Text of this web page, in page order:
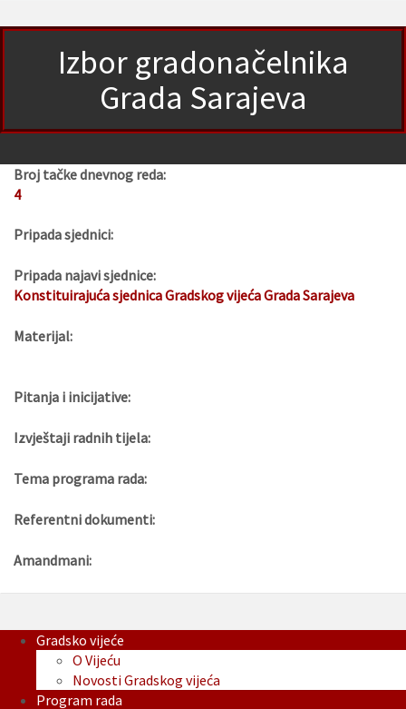
Izbor gradonačelnika
Grada Sarajeva
Broj tačke dnevnog reda:
4
Pripada sjednici:
Pripada najavi sjednice:
Konstituirajuća sjednica Gradskog vijeća Grada Sarajeva
Materijal:
Pitanja i inicijative:
Izvještaji radnih tijela:
Tema programa rada:
Referentni dokumenti:
Amandmani:
Gradsko vijeće
O Vijeću
Novosti Gradskog vijeća
Program rada